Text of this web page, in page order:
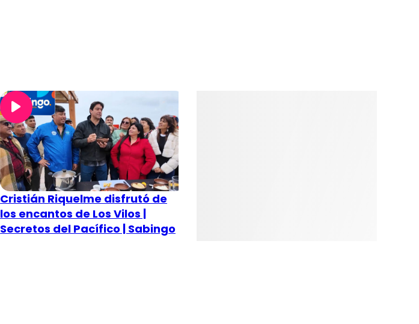
Cristián Riquelme disfrutó de
los encantos de Los Vilos |
Secretos del Pacífico | Sabingo